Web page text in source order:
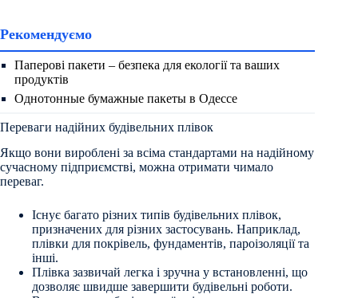
Рекомендуємо
Паперові пакети – безпека для екології та ваших
продуктів
Однотонные бумажные пакеты в Одессе
Переваги надійних будівельних плівок
Якщо вони вироблені за всіма стандартами на надійному
сучасному підприємстві, можна отримати чимало
переваг.
Існує багато різних типів будівельних плівок,
призначених для різних застосувань. Наприклад,
плівки для покрівель, фундаментів, пароізоляції та
інші.
Плівка зазвичай легка і зручна у встановленні, що
дозволяє швидше завершити будівельні роботи.